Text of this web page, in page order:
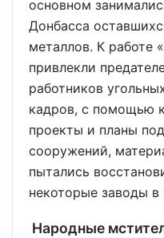
основном
Донбасса
металлов. К работе
привлекли
работников
кадров, с помощью
проекты и планы
сооружений,
пытались
некоторые заводы
Народные